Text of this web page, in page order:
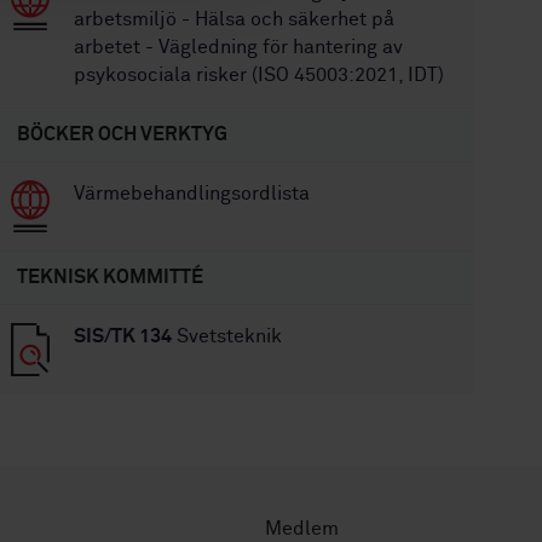
arbetsmiljö - Hälsa och säkerhet på
arbetet - Vägledning för hantering av
psykosociala risker (ISO 45003:2021, IDT)
BÖCKER OCH VERKTYG
Värmebehandlingsordlista
TEKNISK KOMMITTÉ
SIS/TK 134 Svetsteknik
Medlem